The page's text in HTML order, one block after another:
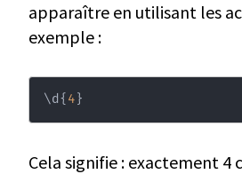
apparaître en utilisant les
exemple :
\d { 4 }
Cela signifie : exactement 4